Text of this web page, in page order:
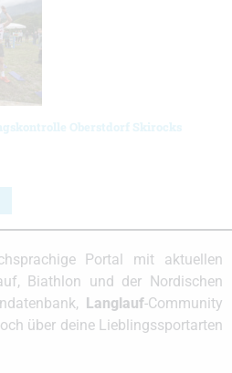
Oberstdorf Skirocks
Portal mit aktuellen
Biathlon und der Nordischen
Langlauf-Community
über deine Lieblingssportarten